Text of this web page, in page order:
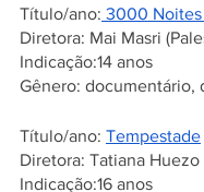
Título/ano: 3000 Noites
Diretora: Mai Masri
Indicação:14 anos
Gênero: documentário,
Título/ano: Tempestade
Diretora: Tatiana Huezo
Indicação:16 anos